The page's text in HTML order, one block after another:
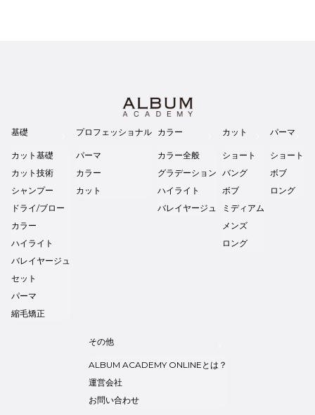
基礎
カット基礎
カット技術
シャンプー
ドライ/ブロー
カラー
ハイライト
バレイヤージュ
セット
パーマ
縮毛矯正
プロフェッショナル
パーマ
カラー
カット
カラー
カラー全般
グラデーション
ハイライト
バレイヤージュ
カット
ショート
バング
ボブ
ミディアム
メンズ
ロング
パーマ
ショート
ボブ
ロング
その他
ALBUM ACADEMY ONLINEとは？
運営会社
お問い合わせ